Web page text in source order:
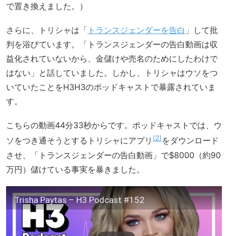
で置き換えました。）
さらに、トリシャは「 トランスジェンダーを告白 」して批
判を浴びています。「トランスジェンダーの告白動画は収
益化されていないから、金儲けや売名のためにしたわけで
はない」と話していました。しかし、トリシャはウソをつ
いていたことをH3H3のポッドキャストで暴露されていま
す。
こちらの動画44分33秒からです。ポッドキャストでは、ウ
ソをつき通そうとするトリシャにアプリ
2 をダウンロード
させ、「トランスジェンダーの告白動画」で$8000（約90
万円）儲けている事実を暴きました。
Trisha Paytas – H3 Podcast #152